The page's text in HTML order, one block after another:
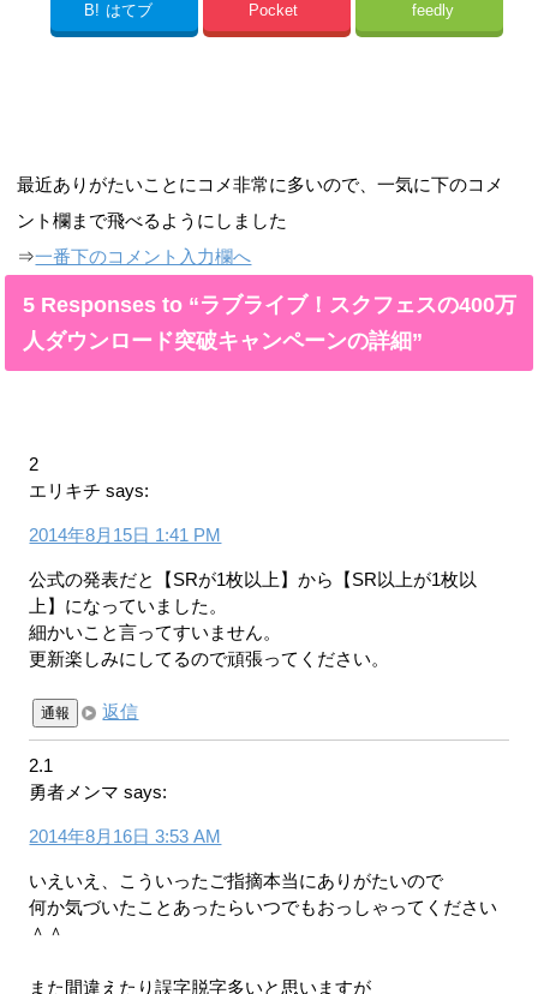
B! はてブ Pocket feedly
最近ありがたいことにコメ非常に多いので、一気に下のコメ
ント欄まで飛べるようにしました
⇒一番下のコメント入力欄へ
5 Responses to “ラブライブ！スクフェスの400万
人ダウンロード突破キャンペーンの詳細”
2
エリキチ says:
2014年8月15日 1:41 PM
公式の発表だと【SRが1枚以上】から【SR以上が1枚以
上】になっていました。
細かいこと言ってすいません。
更新楽しみにしてるので頑張ってください。
通報 返信
2.1
勇者メンマ says:
2014年8月16日 3:53 AM
いえいえ、こういったご指摘本当にありがたいので
何か気づいたことあったらいつでもおっしゃってください
＾＾
また間違えたり誤字脱字多いと思いますが